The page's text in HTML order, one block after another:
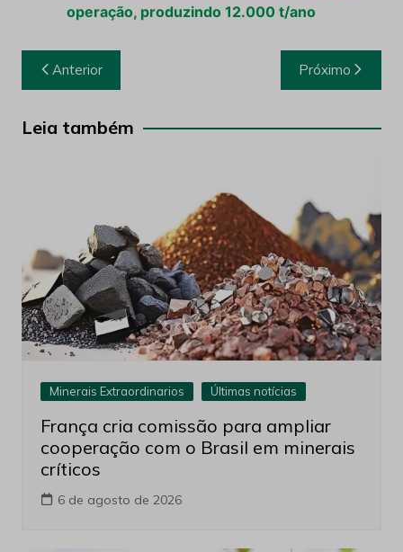
operação, produzindo 12.000 t/ano
Navegação
de
Post
Anterior Próximo
Leia também
Minerais Extraordinarios Últimas notícias
França cria comissão para ampliar
cooperação com o Brasil em minerais
críticos
6 de agosto de 2026